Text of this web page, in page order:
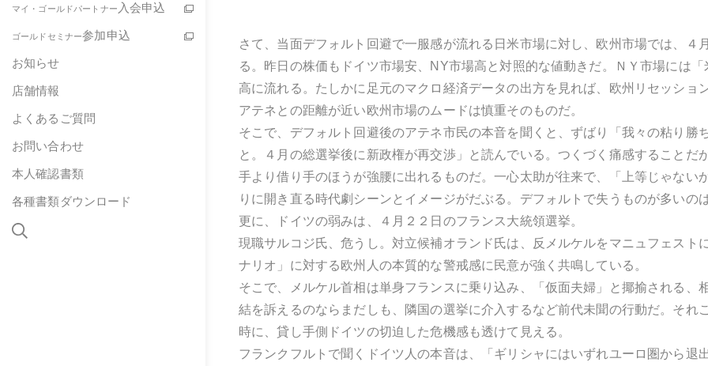
マイ・ゴールドパートナー 入会申込
ゴールドセミナー参加申込
お知らせ
店舗情報
よくあるご質問
お問い合わせ
本人確認書類
各種書類ダウンロード
さて、当面デフォルト回避で一服感が流れる日米市場に対し、欧州市場では、
る。昨日の株価もドイツ市場安、NY市場高と対照的な値動きだ。ＮＹ市場には
高に流れる。たしかに足元のマクロ経済データの出方を見れば、欧州リセッショ
アテネとの距離が近い欧州市場のムードは慎重そのものだ。
そこで、デフォルト回避後のアテネ市民の本音を聞くと、ずばり「我々の粘り
と。４月の総選挙後に新政権が再交渉」と読んでいる。つくづく痛感すること
手より借り手のほうが強腰に出れるものだ。一心太助が往来で、「上等じゃない
りに開き直る時代劇シーンとイメージがだぶる。デフォルトで失うものが多いの
更に、ドイツの弱みは、４月２２日のフランス大統領選挙。
現職サルコジ氏、危うし。対立候補オランド氏は、反メルケルをマニュフェスト
ナリオ」に対する欧州人の本質的な警戒感に民意が強く共鳴している。
そこで、メルケル首相は単身フランスに乗り込み、「仮面夫婦」と揶揄される
結を訴えるのならまだしも、隣国の選挙に介入するなど前代未聞の行動だ。それ
時に、貸し手側ドイツの切迫した危機感も透けて見える。
フランクフルトで聞くドイツ人の本音は、「ギリシャにはいずれユーロ圏から